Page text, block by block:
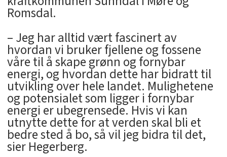
Romsdal.
– Jeg har alltid vært fascinert av
hvordan vi bruker fjellene og fossene
våre til å skape grønn og fornybar
energi, og hvordan dette har bidratt til
utvikling over hele landet. Mulighetene
og potensialet som ligger i fornybar
energi er ubegrensede. Hvis vi kan
utnytte dette for at verden skal bli et
bedre sted å bo, så vil jeg bidra til det,
sier Hegerberg.